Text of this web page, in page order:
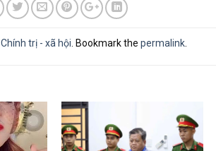
Chính trị - xã hội. Bookmark the permalink.